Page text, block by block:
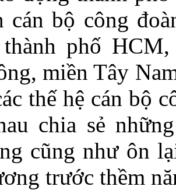
cán bộ công
phố
miền Tây
thế hệ cán bộ
chia sẻ
cũng như ôn
trước thềm